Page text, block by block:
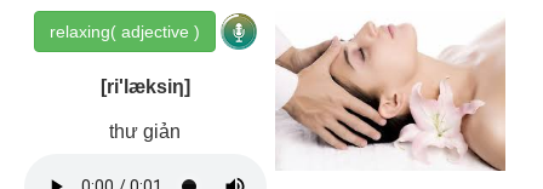
relaxing( adjective )
[ri'læksiη]
thư giản